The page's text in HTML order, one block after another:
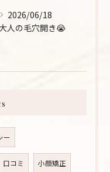
2026/06/18
人の毛穴開き😭
ー
口コミ 小顔矯正